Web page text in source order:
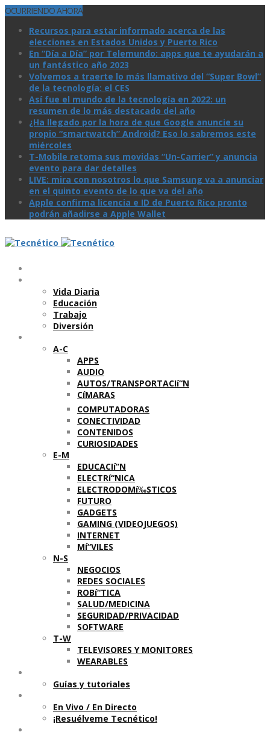
OCURRIENDO AHORA
Recursos para estar informado acerca de las
elecciones en Estados Unidos y Puerto Rico
En “Día a Día” por Telemundo: apps que te ayudarán a
un fantástico año 2023
Volvemos a traerte lo más llamativo del “Super Bowl”
de la tecnologí­a: el CES
Así­ fue el mundo de la tecnologí­a en 2022: un
resumen de lo más destacado del año
¿Ha llegado por la hora de que Google anuncie su
propio “smartwatch” Android? Eso lo sabremos este
miércoles
T-Mobile retoma sus movidas “Un-Carrier” y anuncia
evento para dar detalles
LIVE: mira con nosotros lo que Samsung va a anunciar
en el quinto evento de lo que va del año
Apple confirma licencia e ID de Puerto Rico pronto
podrán añadirse a Apple Wallet
Vida Diaria
Educación
Trabajo
Diversión
A-C
APPS
AUDIO
AUTOS/TRANSPORTACIí“N
CíMARAS
COMPUTADORAS
CONECTIVIDAD
CONTENIDOS
CURIOSIDADES
E-M
EDUCACIí“N
ELECTRí“NICA
ELECTRODOMí‰STICOS
FUTURO
GADGETS
GAMING (VIDEOJUEGOS)
INTERNET
Mí“VILES
N-S
NEGOCIOS
REDES SOCIALES
ROBí“TICA
SALUD/MEDICINA
SEGURIDAD/PRIVACIDAD
SOFTWARE
T-W
TELEVISORES Y MONITORES
WEARABLES
Guí­as y tutoriales
En Vivo / En Directo
¡Resuélveme Tecnético!